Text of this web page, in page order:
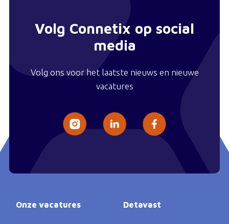
Volg Connetix op social
media
Volg ons voor het laatste nieuws en nieuwe
vacatures
Onze vacatures Detavast